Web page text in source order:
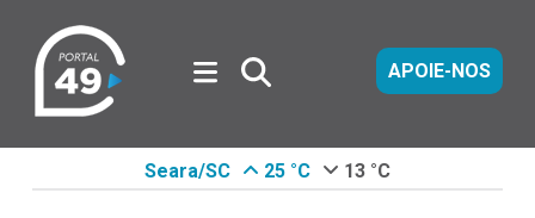
APOIE-NOS
Seara/SC 25 °C 13 °C